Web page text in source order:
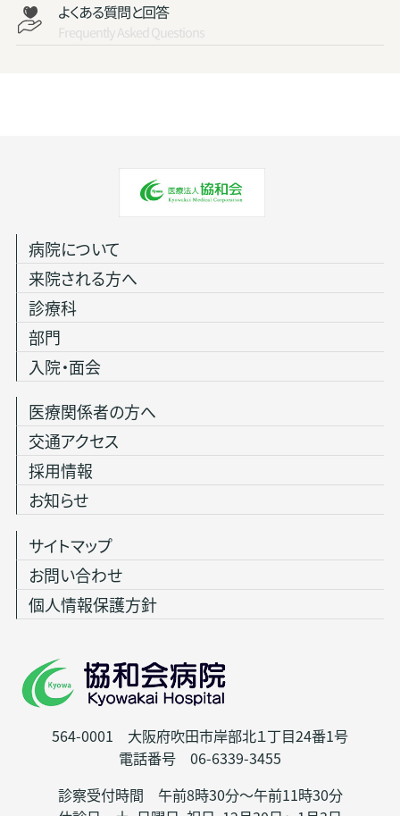
よくある質問と回答
Frequently Asked Questions
564-0001 大阪府吹田市岸部北１丁目24番1号
電話番号 06-6339-3455
診察受付時間 午前8時30分～午前11時30分
病院について
来院される方へ
診療科
部門
入院・面会
医療関係者の方へ
交通アクセス
採用情報
お知らせ
サイトマップ
お問い合わせ
個人情報保護方針